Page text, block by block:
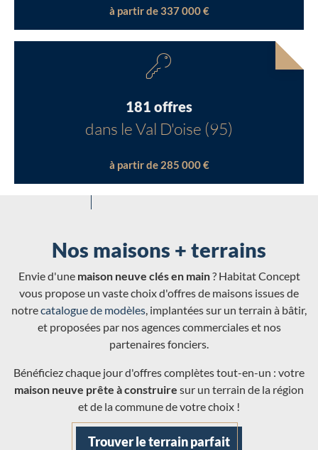
à partir de 337 000 €
181 offres
dans le Val D'oise (95)
à partir de 285 000 €
Nos maisons + terrains
Envie d'une maison neuve clés en main? Habitat Concept
vous propose un vaste choix d'offres de maisons issues de
notrecatalogue de modèles, implantées sur un terrain à bâtir,
et proposées par nos agences commerciales et nos
partenaires fonciers.
Bénéficiez chaque jour d'offres complètes tout-en-un : votre
maison neuve prête à construire sur un terrain de la région
et de la commune de votre choix !
Trouver le terrain parfait